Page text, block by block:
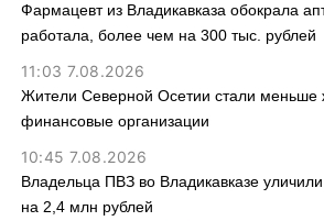
Фармацевт из Владикавказа обокрала
работала, более чем на 300 тыс. рублей
11:03 7.08.2026
Жители Северной Осетии стали меньше
финансовые организации
10:45 7.08.2026
Владельца ПВЗ во Владикавказе
на 2,4 млн рублей